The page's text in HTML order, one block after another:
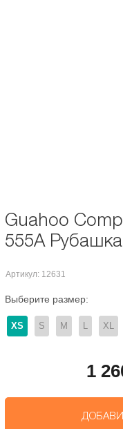
Guahoo
555A Рубашка
Артикул: 12631
Выберите размер:
XS S M L XL
1